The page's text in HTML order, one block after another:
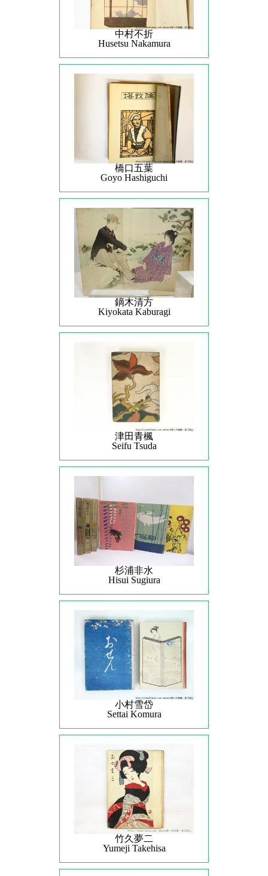
中村不折
Husetsu Nakamura
橋口五葉
Goyo Hashiguchi
鏑木清方
Kiyokata Kaburagi
津田青楓
Seifu Tsuda
杉浦非水
Hisui Sugiura
小村雪岱
Settai Komura
竹久夢二
Yumeji Takehisa